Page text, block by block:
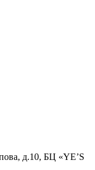
д.10, БЦ «YE’S